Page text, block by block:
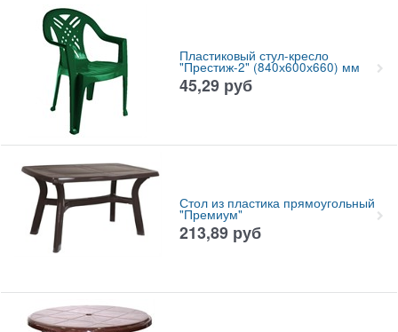
Пластиковый стул-кресло
"Престиж-2" (840х600х660) мм
45,29 руб
Стол из пластика прямоугольный
"Премиум"
213,89 руб